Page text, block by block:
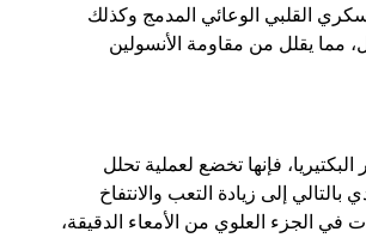
القلبي الوعائي المدمج وكذلك
مما يقلل من مقاومة الأنسولين
فإنها تخضع لعملية تحلل
إلى زيادة التعب والانتفاخ
في الجزء العلوي من الأمعاء الدقيقة،